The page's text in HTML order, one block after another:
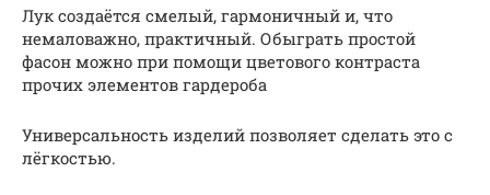
Лук создаётся смелый, гармоничный и, что
немаловажно, практичный. Обыграть простой
фасон можно при помощи цветового контраста
прочих элементов гардероба
Универсальность изделий позволяет сделать это с
лёгкостью.